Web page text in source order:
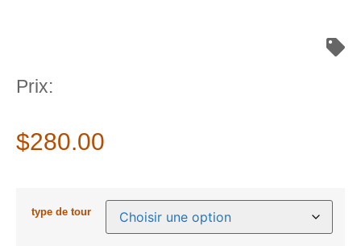
Prix:
$280.00
type de tour